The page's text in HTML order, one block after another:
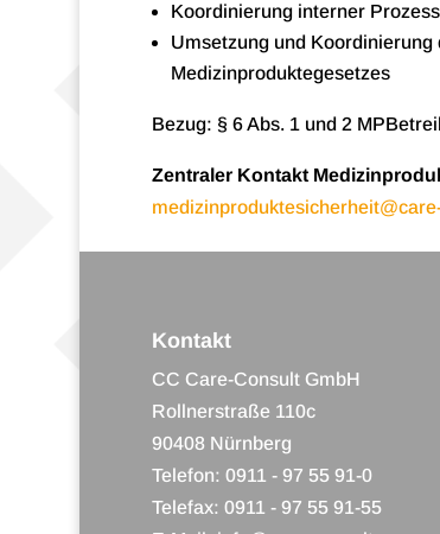
Koor­di­nie­rung inter­ner
Umset­zung und
Medizinproduktegesetzes
Bezug: § 6 Abs. 1 und 2
Zen­tra­ler Kon­takt
Kontakt
CC Care-Consult GmbH
Roll­ner­straße 110c
90408 Nürnberg
Tele­fon: 0911 - 97 55 91-0
Tele­fax: 0911 - 97 55 91-55